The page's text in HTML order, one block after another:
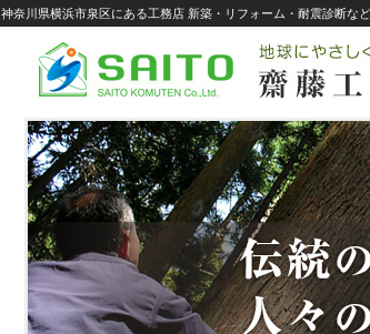
神奈川県横浜市泉区にある工務店 新築・リフォーム・耐震診断な